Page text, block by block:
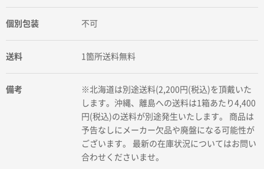
個別包装 不可
送料 1箇所送料無料
備考
※北海道は別途送料(2,200円(税込)を頂戴いた
します。沖縄、離島への送料は1箱あたり4,400
円(税込)の送料が別途発生いたします。 商品は
予告なしにメーカー欠品や廃盤になる可能性が
ございます。 最新の在庫状況についてはお問い
合わせくださいませ。